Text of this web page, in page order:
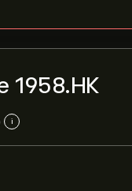
1958.HK
i